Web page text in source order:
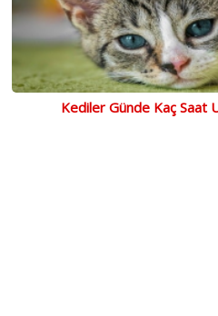
Kediler Günde Kaç Saat